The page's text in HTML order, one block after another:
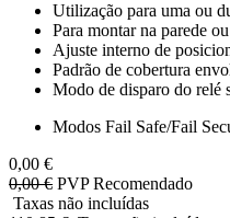
Utilização para uma ou
Para montar na parede
Ajuste interno de
Padrão de cobertura
Modo de disparo do relé
Modos Fail Safe/Fail
0,00 €
0,00€ PVP Recomendado
Taxas não incluídas